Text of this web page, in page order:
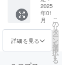
の6回開
催しま
すの
で、い
にご参
加いた
定で、
アル
コール
題と料
理代込
は、購
入者か
ら知人
の独身
男性に
の事業
者は以
下の通
りで
す。 ・
スポン
サーに
なれる
権利で
す。 リ
ニュー
アル後
のHPに
2025
年01
月
詳細を見る
こ
の
リ
タ
ー
ン
を
選
択
す
る